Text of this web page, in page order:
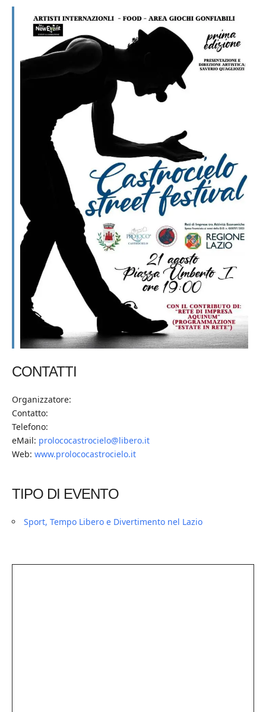
CONTATTI
Organizzatore:
Contatto:
Telefono:
eMail: prolococastrocielo@libero.it
Web: www.prolococastrocielo.it
TIPO DI EVENTO
Sport, Tempo Libero e Divertimento nel Lazio